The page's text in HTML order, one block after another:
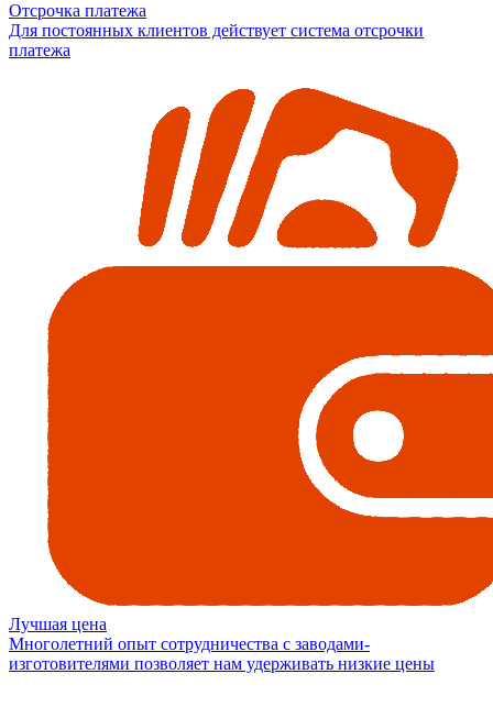
Отсрочка платежа
Для постоянных клиентов действует система отсрочки
платежа
Лучшая цена
Многолетний опыт сотрудничества с заводами-
изготовителями позволяет нам удерживать низкие цены